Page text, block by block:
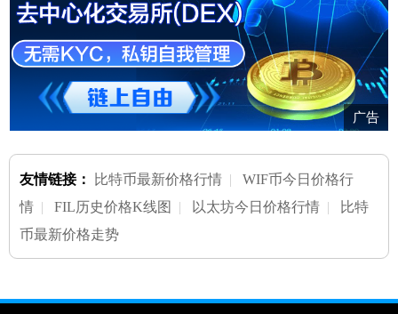
广告
友情链接： 比特币最新价格行情 |WIF币今日价格行
情 |FIL历史价格K线图 | 以太坊今日价格行情 | 比特
币最新价格走势